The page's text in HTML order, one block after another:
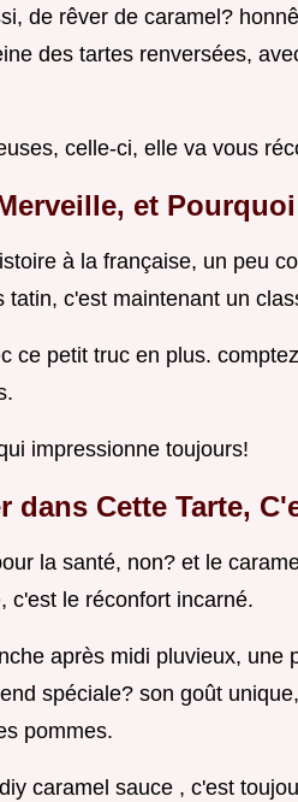
de rêver de caramel?
des tartes renversées,
celle-ci, elle va vous
et
à la française, un peu
c'est maintenant un
ce petit truc en plus.
impressionne toujours!
dans Cette Tarte,
la santé, non? et le
c'est le réconfort incarné.
après midi pluvieux,
spéciale? son goût
pommes.
caramel sauce , c'est